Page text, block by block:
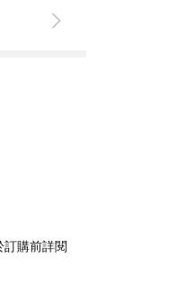
訂購前詳閱